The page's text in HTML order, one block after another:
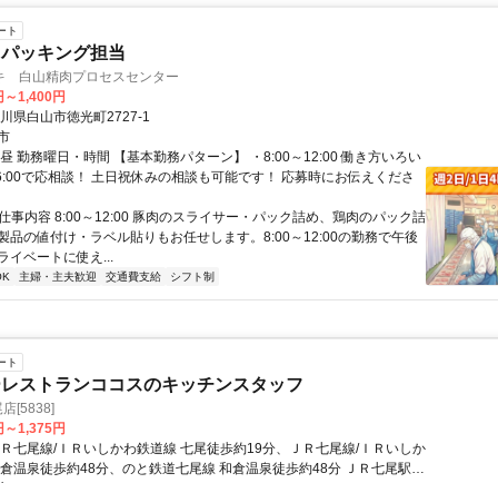
ト
ッキング担当
白山精肉プロセスセンター
1,400円
県白山市徳光町2727-1
勤務曜日・時間 【基本勤務パターン】 ・8:00～12:00 働き方いろい
で応相談！ 土日祝休みの相談も可能です！ 応募時にお伝えくださ
事内容 8:00～12:00 豚肉のスライサー・パック詰め、鶏肉のパック詰
品の値付け・ラベル貼りもお任せします。8:00～12:00の勤務で午後
イベートに使え...
主婦・主夫歓迎 交通費支給 シフト制
ト
ストランココスのキッチンスタッフ
[5838]
1,375円
七尾線/ＩＲいしかわ鉄道線 七尾徒歩約19分、ＪＲ七尾線/ＩＲいしか
温泉徒歩約48分、のと鉄道七尾線 和倉温泉徒歩約48分 ＪＲ七尾駅